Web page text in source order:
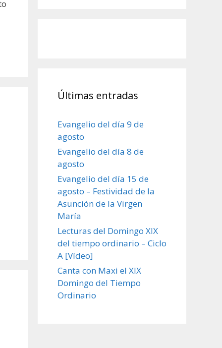
Últimas entradas
Evangelio del día 9 de
agosto
Evangelio del día 8 de
agosto
Evangelio del día 15 de
agosto – Festividad de la
Asunción de la Virgen
María
Lecturas del Domingo XIX
del tiempo ordinario – Ciclo
A [Vídeo]
Canta con Maxi el XIX
Domingo del Tiempo
Ordinario